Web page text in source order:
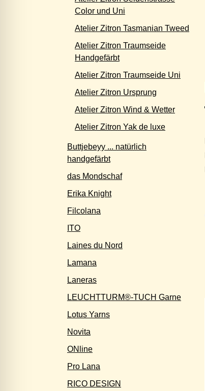
Color und Uni
Atelier Zitron Tasmanian Tweed
Atelier Zitron Traumseide
Handgefärbt
Atelier Zitron Traumseide Uni
Atelier Zitron Ursprung
Atelier Zitron Wind & Wetter
Atelier Zitron Yak de luxe
Buttjebeyy ... natürlich
handgefärbt
das Mondschaf
Erika Knight
Filcolana
ITO
Laines du Nord
Lamana
Laneras
LEUCHTTURM®-TUCH Garne
Lotus Yarns
Novita
ONline
Pro Lana
RICO DESIGN